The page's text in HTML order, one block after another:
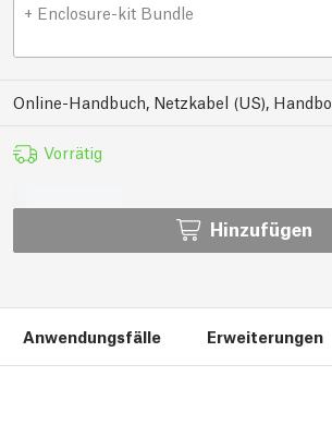
+ Enclosure-kit Bundle
Online-Handbuch, Netzkabel (US),
Vorrätig
Hinzufügen
Anwendungsfälle Erweiterungen